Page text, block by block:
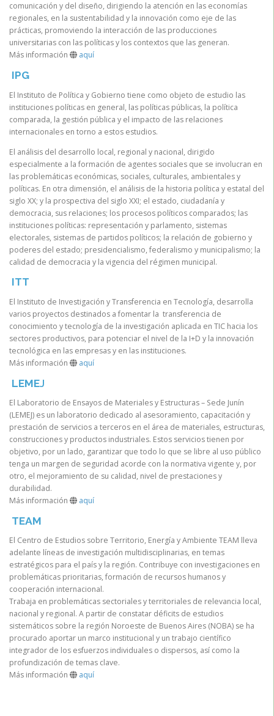
comunicación y del diseño, dirigiendo la atención en las economías
regionales, en la sustentabilidad y la innovación como eje de las
prácticas, promoviendo la interacción de las producciones
universitarias con las políticas y los contextos que las generan.
Más información
aquí
IPG
El Instituto de Política y Gobierno tiene como objeto de estudio las
instituciones políticas en general, las políticas públicas, la política
comparada, la gestión pública y el impacto de las relaciones
internacionales en torno a estos estudios.
El análisis del desarrollo local, regional y nacional, dirigido
especialmente a la formación de agentes sociales que se involucran en
las problemáticas económicas, sociales, culturales, ambientales y
políticas. En otra dimensión, el análisis de la historia política y estatal del
siglo XX; y la prospectiva del siglo XXI; el estado, ciudadanía y
democracia, sus relaciones; los procesos políticos comparados; las
instituciones políticas: representación y parlamento, sistemas
electorales, sistemas de partidos políticos; la relación de gobierno y
poderes del estado; presidencialismo, federalismo y municipalismo; la
calidad de democracia y la vigencia del régimen municipal.
ITT
El Instituto de Investigación y Transferencia en Tecnología, desarrolla
varios proyectos destinados a fomentar la transferencia de
conocimiento y tecnología de la investigación aplicada en TIC hacia los
sectores productivos, para potenciar el nivel de la I+D y la innovación
tecnológica en las empresas y en las instituciones.
Más información
aquí
LEMEJ
El Laboratorio de Ensayos de Materiales y Estructuras – Sede Junín
(LEMEJ) es un laboratorio dedicado al asesoramiento, capacitación y
prestación de servicios a terceros en el área de materiales, estructuras,
construcciones y productos industriales. Estos servicios tienen por
objetivo, por un lado, garantizar que todo lo que se libre al uso público
tenga un margen de seguridad acorde con la normativa vigente y, por
otro, el mejoramiento de su calidad, nivel de prestaciones y
durabilidad.
Más información
aquí
TEAM
El Centro de Estudios sobre Territorio, Energía y Ambiente TEAM lleva
adelante líneas de investigación multidisciplinarias, en temas
estratégicos para el país y la región. Contribuye con investigaciones en
problemáticas prioritarias, formación de recursos humanos y
cooperación internacional.
Trabaja en problemáticas sectoriales y territoriales de relevancia local,
nacional y regional. A partir de constatar déficits de estudios
sistemáticos sobre la región Noroeste de Buenos Aires (NOBA) se ha
procurado aportar un marco institucional y un trabajo científico
integrador de los esfuerzos individuales o dispersos, así como la
profundización de temas clave.
Más información
aquí